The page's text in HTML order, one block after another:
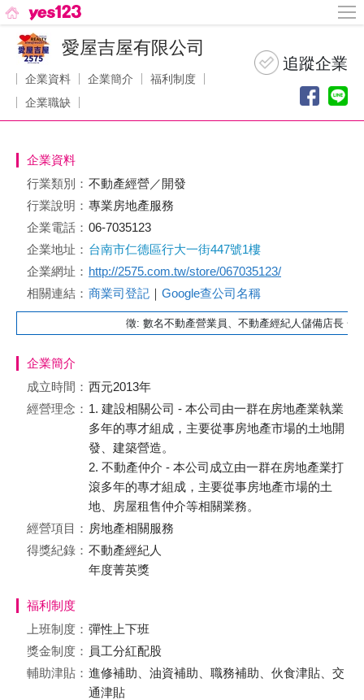
愛屋吉屋有限公司
企業資料 企業簡介
福利制度
企業職缺
企業資料
行業類別： 不動產經營／開發
行業說明： 專業房地產服務
企業電話： 06-7035123
企業地址： 台南市仁德區行大一街447號1樓
企業網址： http://2575.com.tw/store/067035123/
相關連結： 商業司登記 ｜ Google查公司名稱
徵: 數名不動產營業員、不動產經紀人儲備店長 ~
企業簡介
成立時間： 西元2013年
經營理念： 1. 建設相關公司 - 本公司由一群在房地產業執業
多年的專才組成，主要從事房地產市場的土地開
發、建築營造。
2. 不動產仲介 - 本公司成立由一群在房地產業打
滾多年的專才組成，主要從事房地產市場的土
地、房屋租售仲介等相關業務。
經營項目： 房地產相關服務
得獎紀錄： 不動產經紀人
年度菁英獎
福利制度
上班制度： 彈性上下班
獎金制度： 員工分紅配股
輔助津貼： 進修補助、油資補助、職務補助、伙食津貼、交
通津貼